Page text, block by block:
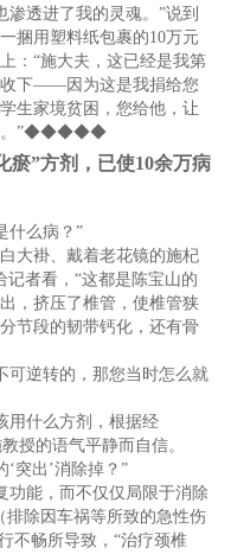
透进了我的灵魂。”说到
捆用塑料纸包裹的10万元
：“施大夫，这已经是我第
收下——因为这是我捐给您
生家境贫困，您给他，让
人。”◆◆◆◆◆
瘀”方剂，已使10余万病
什么病？”
大褂、戴着老花镜的施杞
者看，“这都是陈宝山的
，挤压了椎管，使椎管狭
节段的韧带钙化，还有骨
逆转的，那您当时怎么就
用什么方剂，根据经
授的语气平静而自信。
突出’消除掉？”
能，而不仅仅局限于消除
排除因车祸等所致的急性伤
不畅所导致，“治疗颈椎